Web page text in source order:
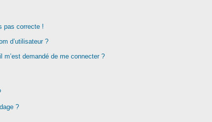
pas correcte !
d’utilisateur ?
m’est demandé de me connecter ?
?